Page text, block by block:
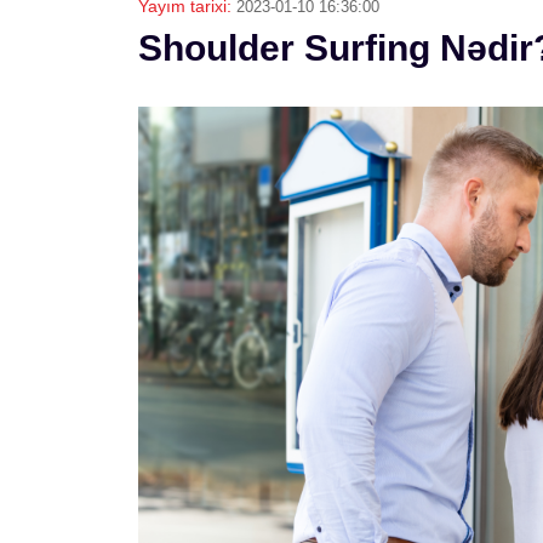
Yayım tarixi: 2023-01-10 16:36:00
Shoulder Surfing